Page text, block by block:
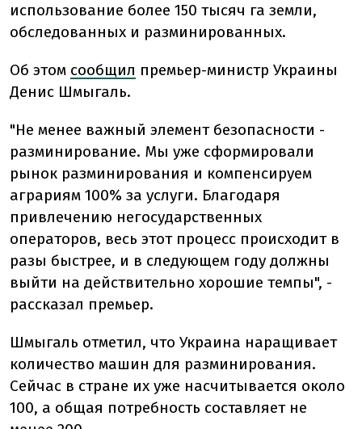
использование более 150 тысяч га земли,
обследованных и разминированных.
Об этом сообщил премьер-министр Украины
Денис Шмыгаль.
"Не менее важный элемент безопасности -
разминирование. Мы уже сформировали
рынок разминирования и компенсируем
аграриям 100% за услуги. Благодаря
привлечению негосударственных
операторов, весь этот процесс происходит в
разы быстрее, и в следующем году должны
выйти на действительно хорошие темпы", -
рассказал премьер.
Шмыгаль отметил, что Украина наращивает
количество машин для разминирования.
Сейчас в стране их уже насчитывается около
100, а общая потребность составляет не